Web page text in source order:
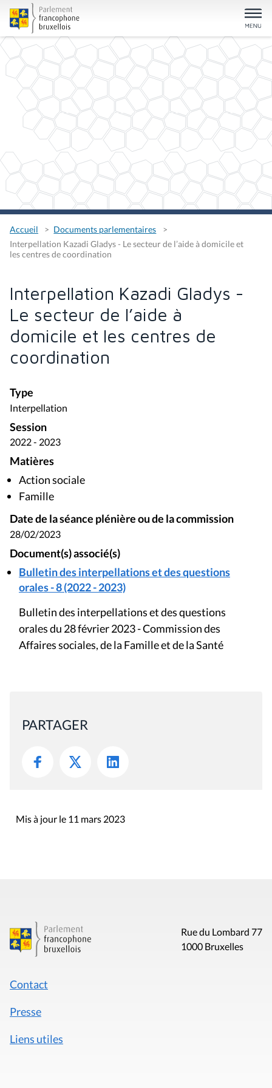
Accueil
Documents parlementaires
Interpellation Kazadi Gladys - Le secteur de l’aide à domicile et
les centres de coordination
Interpellation Kazadi Gladys -
Le secteur de l’aide à
domicile et les centres de
coordination
Type
Interpellation
Session
2022 - 2023
Matières
Action sociale
Famille
Date de la séance plénière ou de la commission
28/02/2023
Document(s) associé(s)
Bulletin des interpellations et des questions
orales - 8 (2022 - 2023)
Bulletin des interpellations et des questions
orales du 28 février 2023 - Commission des
Affaires sociales, de la Famille et de la Santé
PARTAGER
Mis à jour le 11 mars 2023
Rue du Lombard 77
1000 Bruxelles
Contact
Presse
Liens utiles